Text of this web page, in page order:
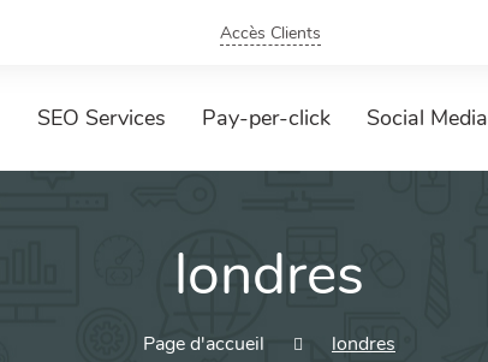
Accès Clients
SEO Services Pay-per-click Social Media
londres
Page d'accueil londres